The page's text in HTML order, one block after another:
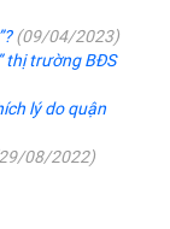
(09/04/2023)
thị trường BĐS
lý do quận
08/2022)